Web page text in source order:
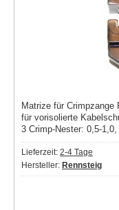
Matrize für Crimpzange
für vorisolierte
3 Crimp-Nester: 0,5-
Lieferzeit: 2-4 Tage
Hersteller: Rennsteig